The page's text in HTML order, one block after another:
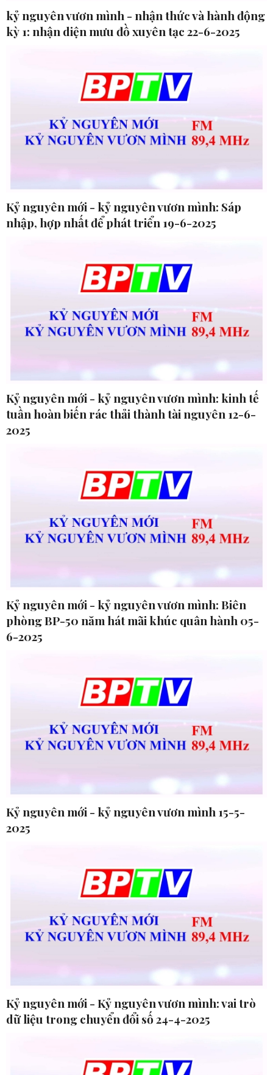
kỷ nguyên vươn mình - nhận thức và hành động
kỳ 1: nhận diện mưu đồ xuyên tạc 22-6-2025
Kỷ nguyên mới - kỷ nguyên vươn mình: Sáp
nhập, hợp nhất để phát triển 19-6-2025
Kỷ nguyên mới - kỷ nguyên vươn mình: kinh tế
tuần hoàn biến rác thải thành tài nguyên 12-6-
2025
Kỷ nguyên mới - kỷ nguyên vươn mình: Biên
phòng BP-50 năm hát mãi khúc quân hành 05-
6-2025
Kỷ nguyên mới - kỷ nguyên vươn mình 15-5-
2025
Kỷ nguyên mới - Kỷ nguyên vươn mình: vai trò
dữ liệu trong chuyển đổi số 24-4-2025